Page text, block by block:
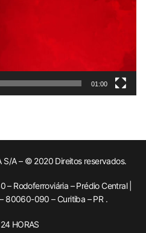
01:00
S/A – © 2020 Direitos reservados.
– Rodoferroviária – Prédio Central |
80060-090 – Curitiba – PR .
HORAS